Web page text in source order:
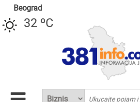
Beograd
32 ºC